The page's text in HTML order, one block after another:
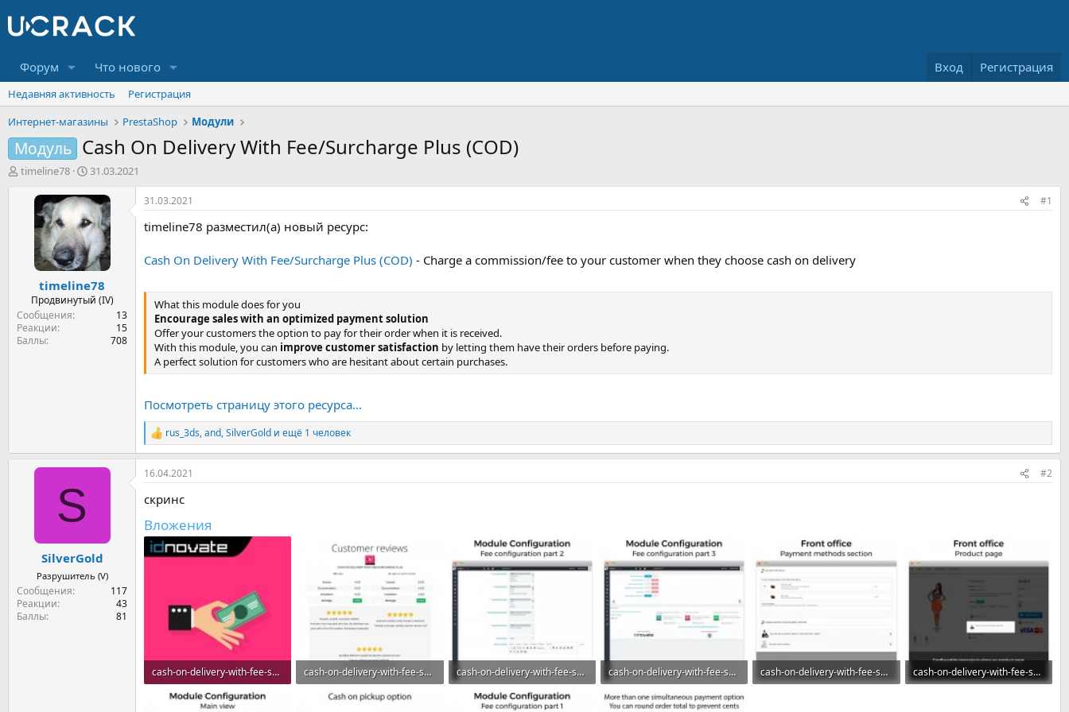
Форум Что нового Вход Регистрация
Недавняя активность
Регистрация
Интернет-магазины
PrestaShop Модули
Модуль Cash On Delivery With Fee/Surcharge Plus (COD)
А
timeline78
Д
т
а
н
а
ч
а
л
а
31.03.2021
timeline78
Продвинутый (IV)
Сообщения
13
Реакции
15
Баллы
708
31.03.2021 #1
timeline78 разместил(а) новый ресурс:
Cash On Delivery With Fee/Surcharge Plus (COD) - Charge a commission/fee to your customer when they choose cash on delivery
What this module does for you
Encourage sales with an optimized payment solution
Offer your customers the option to pay for their order when it is received.
With this module, you can improve customer satisfaction by letting them have their orders before paying.
A perfect solution for customers who are hesitant about certain purchases.
Посмотреть страницу этого ресурса...
Р
е
а
к
и
:
rus_3ds,and,SilverGold и ещё 1 человек
S
SilverGold
Разрушитель (V)
Сообщения
117
Реакции
43
Баллы
81
16.04.2021 #2
скринс
Вложения
cash-on-delivery-with-fee-surcharge-plus-cod.jpg
35,2 КБ · Просмотры: 7
cash-on-delivery-with-fee-surcharge-plus-cod_001.jpg
66,8 КБ · Просмотры: 8
cash-on-delivery-with-fee-surcharge-plus-cod_002.jpg
66,6 КБ · Просмотры: 7
cash-on-delivery-with-fee-surcharge-plus-cod_003.jpg
68,7 КБ · Просмотры: 7
cash-on-delivery-with-fee-surcharge-plus-cod_004.jpg
cash-on-delivery-with-fee-surcharge-plus-cod_005.jpg